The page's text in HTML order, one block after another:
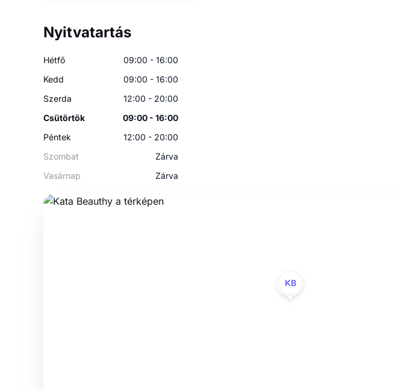
Nyitvatartás
Hétfő
09:00 - 16:00
Kedd
09:00 - 16:00
Szerda
12:00 - 20:00
Csütörtök
09:00 - 16:00
Péntek
12:00 - 20:00
Szombat
Zárva
Vasárnap
Zárva
KB